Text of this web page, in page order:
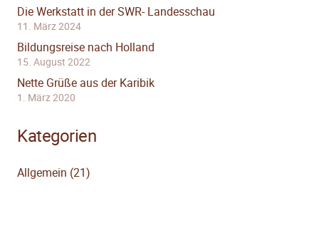
Die Werkstatt in der SWR- Landesschau
11. März 2024
Bildungsreise nach Holland
15. August 2022
Nette Grüße aus der Karibik
1. März 2020
Kategorien
Allgemein (21)